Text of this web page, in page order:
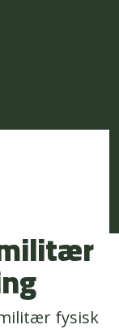
fysisk